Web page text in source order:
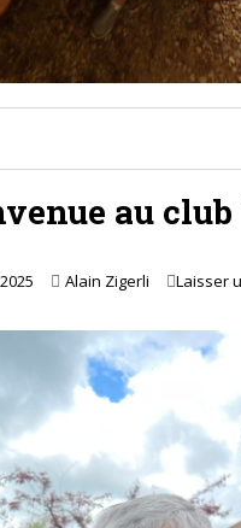
au club
Alain Zigerli Laisser